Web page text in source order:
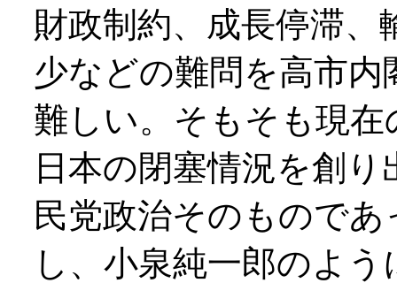
財政制約、成長停滞、
少などの難問を高市
難しい。そもそも現
日本の閉塞情況を創
民党政治そのもので
し、小泉純一郎のよ